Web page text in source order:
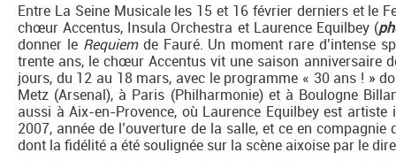
Entre La Seine Musicale les 15 et 16 février derniers et le
chœur Accentus, Insula Orchestra et Laurence Equilbey (
donner le Requiemde Fauré. Un moment rare d’intense
trente ans, le chœur Accentus vit une saison anniversaire
jours, du 12 au 18 mars, avec le programme « 30 ans ! »
Metz (Arsenal), à Paris (Philharmonie) et à Boulogne
aussi à Aix-en-Provence, où Laurence Equilbey est
2007, année de l’ouverture de la salle, et ce en compagnie
dont la fidélité a été soulignée sur la scène aixoise par le